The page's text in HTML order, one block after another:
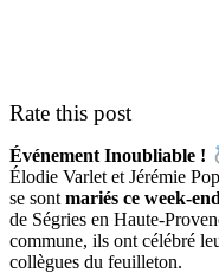
Rate this post
Événement Inoubliable !
Élodie Varlet et Jérémie
se sont mariés ce week-end
de Ségries en Haute-
commune, ils ont célébré
collègues du feuilleton.